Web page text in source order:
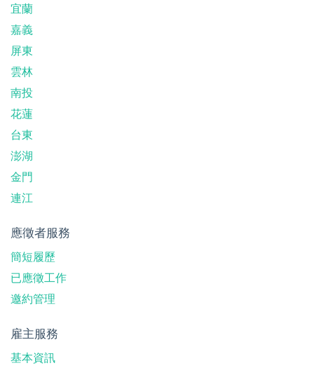
宜蘭
嘉義
屏東
雲林
南投
花蓮
台東
澎湖
金門
連江
應徵者服務
簡短履歷
已應徵工作
邀約管理
雇主服務
基本資訊